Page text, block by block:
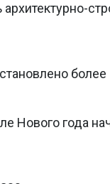
Нового года